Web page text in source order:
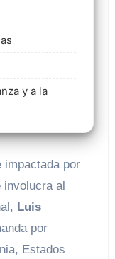
y a la
involucra al
Luis
por
Estados